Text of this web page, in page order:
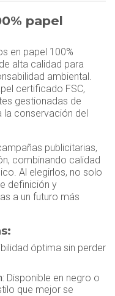
papel
en papel 100%
alta calidad para
ambiental.
certificado FSC,
gestionadas de
conservación del
publicitarias,
combinando calidad
Al elegirlos, no solo
definición y
a un futuro más
óptima sin perder
: Disponible en negro o
que mejor se